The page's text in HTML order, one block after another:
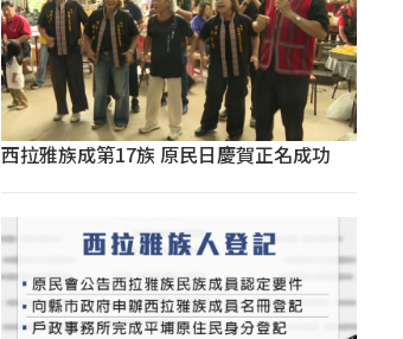
西拉雅族成第17族 原民日慶賀正名成功